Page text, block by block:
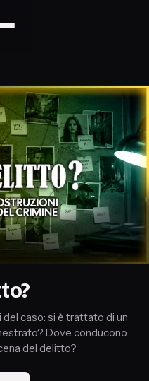
caso: si è trattato di un
Dove conducono
del delitto?